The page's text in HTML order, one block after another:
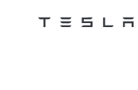
Tesla